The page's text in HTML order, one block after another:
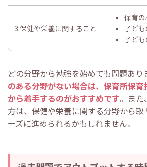
3.保健や栄養に関すること
保育の
子ど
子ど
どの分野から勉強を始めても問題あり
のある分野がない場合は、保育所保育
から着手するのがおすすめです。また
方は、保健や栄養に関する分野から取
ーズに進められるかもしれません。